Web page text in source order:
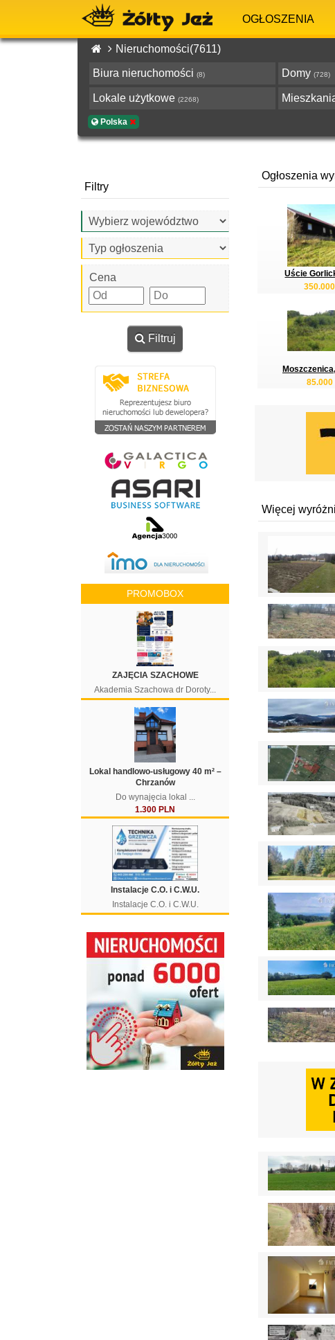
OGŁOSZENIA
Nieruchomości(7611)
Biura nieruchomości (8) Domy (728)
Lokale użytkowe (2268)
Polska
Filtry
Cena
Filtruj
PROMOBOX
ZAJĘCIA SZACHOWE
Akademia Szachowa dr Doroty...
Lokal handlowo-usługowy 40 m² –
Chrzanów
Do wynajęcia lokal ...
1.300 PLN
Instalacje C.O. i C.W.U.
Instalacje C.O. i C.W.U.
Ogłoszenia
Uście
85.000
Więcej